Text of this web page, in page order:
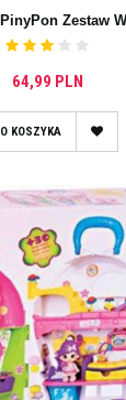
Zestaw
64,99 PLN
KOSZYKA